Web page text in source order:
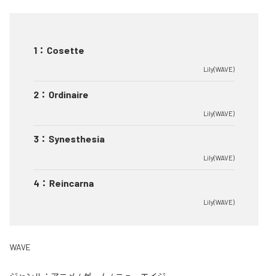
1 ： Cosette
Lily(WAVE)
2 ： Ordinaire
Lily(WAVE)
3 ： Synesthesia
Lily(WAVE)
4 ： Reincarna
Lily(WAVE)
WAVE